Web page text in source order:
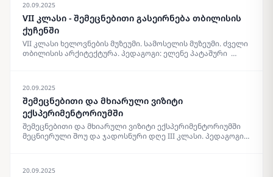
თავისუფლება, პიროვნულ ღირსებასთან ერთად პიროვნულ
ბედნიერებას ქმნის! ყველა ერთად კი ბედნიერების
გალაქტიკას შექმნის! გმადლობ არსენ ამ ლამაზი
სიტყვებისთვის, დღევანდელი დღისთვის და იმ დადებითი
ემოციებისთვის , რომელიც გვაჩუქე
{gallery}18.06.2024{/gallery}
20.09.2025
VII კლასი - შემეცნებითი გასეირნება თბილისის
ქუჩენში
VII კლასი ხელოვნების მუზეუმი. სამოსელის მუზეუმი. ძველი
თბილისის არქიტექტურა. პედაგოგი: ელენე პატაშური
20.09.2025
შემეცნებითი და მხიარული ვიზიტი
ექსპერიმენტორიუმში
შემეცნებითი და მხიარული ვიზიტი ექსპერიმენტორიუმში
მეცნიერული შოუ და ჯადოსნური დღე III კლასი. პედაგოგი:
20.09.2025